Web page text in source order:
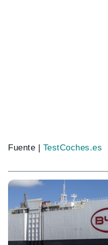
Fuente | TestCoches.es